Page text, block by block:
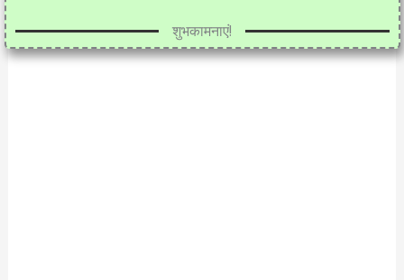
शुभकामनाएं!